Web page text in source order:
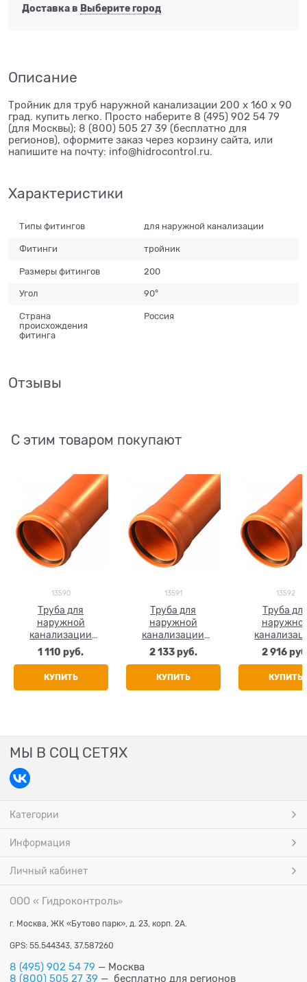
Доставка в Выберите город
Описание
Тройник для труб наружной канализации 200 х 160 х 90
град. купить легко. Просто наберите 8 (495) 902 54 79
(для Москвы); 8 (800) 505 27 39 (бесплатно для
регионов), оформите заказ через корзину сайта, или
напишите на почту: info@hidrocontrol.ru.
Характеристики
Типы фитингов для наружной канализации
Фитинги тройник
Размеры фитингов 200
Угол 90°
Страна
происхождения
фитинга
Россия
Отзывы
С этим товаром покупают
13590
Труба для
наружной
канализации
Агригазполимер
ГОСТ SN4
ф160x4.0х1 м
1 110 руб.
КУПИТЬ
13591
Труба для
наружной
канализации
Агригазполимер
ГОСТ SN4
ф160x4.0х2 м
2 133 руб.
КУПИТЬ
13592
Труба
ГОСТ SN4
2 916
КУПИТЬ
МЫ В СОЦ СЕТЯХ
Категории
Информация
Личный кабинет
ООО « Гидроконтроль»
г. Москва, ЖК «Бутово парк», д. 23, корп. 2А.
GPS: 55.544343, 37.587260
8 (495) 902 54 79 — Москва
8 (800) 505 27 39 — бесплатно для регионов